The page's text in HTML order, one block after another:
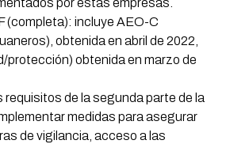
por estas empresas.
(completa): incluye AEO-C
obtenida en abril de 2022,
protección) obtenida en marzo de
requisitos de la segunda parte de la
medidas para asegurar
de vigilancia, acceso a las